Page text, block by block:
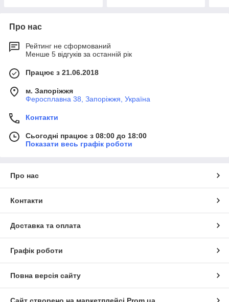
Про нас
Рейтинг не сформований
Менше 5 відгуків за останній рік
Працює з 21.06.2018
м. Запоріжжя
Феросплавна 38, Запоріжжя, Україна
Контакти
Сьогодні працює з 08:00 до 18:00
Показати весь графік роботи
Про нас
Контакти
Доставка та оплата
Графік роботи
Повна версія сайту